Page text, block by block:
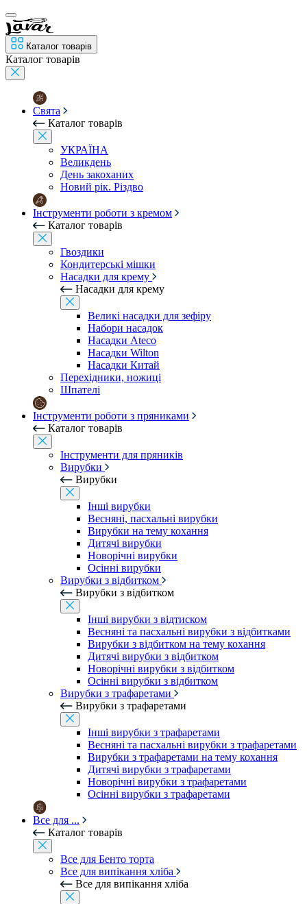
Каталог товарів
Каталог товарів
Свята
Каталог товарів
УКРАЇНА
Великдень
День закоханих
Новий рік. Різдво
Інструменти роботи з кремом
Каталог товарів
Гвоздики
Кондитерські мішки
Насадки для крему
Насадки для крему
Великі насадки для зефіру
Набори насадок
Насадки Ateco
Насадки Wilton
Насадки Китай
Перехідники, ножиці
Шпателі
Інструменти роботи з пряниками
Каталог товарів
Інструменти для пряників
Вирубки
Вирубки
Інші вирубки
Весняні, пасхальні вирубки
Вирубки на тему кохання
Дитячі вирубки
Новорічні вирубки
Осінні вирубки
Вирубки з відбитком
Вирубки з відбитком
Інші вирубки з відтиском
Весняні та пасхальні вирубки з відбитками
Вирубки з відбитком на тему кохання
Дитячі вирубки з відбитком
Новорічні вирубки з відбитком
Осінні вирубки з відбитком
Вирубки з трафаретами
Вирубки з трафаретами
Інші вирубки з трафаретами
Весняні та пасхальні вирубки з трафаретами
Вирубки з трафаретами на тему кохання
Дитячі вирубки з трафаретами
Новорічні вирубки з трафаретами
Осінні вирубки з трафаретами
Все для ...
Каталог товарів
Все для Бенто торта
Все для випікання хліба
Все для випікання хліба